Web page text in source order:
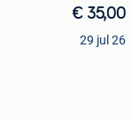
€ 35,00
29 jul 26